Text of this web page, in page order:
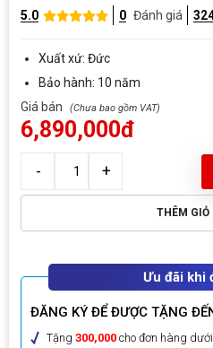
5.0 0 Đánh giá
Xuất xứ: Đức
Bảo hành: 10 năm
Giá bán
6,890,000đ
THÊM GIỎ
Ưu đãi khi
ĐĂNG KÝ ĐỂ ĐƯỢC TẶNG
Tặng 300,000 cho đơn hàng dưới